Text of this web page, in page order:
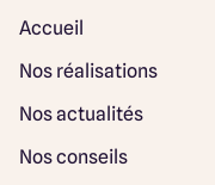
Accueil
Nos réalisations
Nos actualités
Nos conseils